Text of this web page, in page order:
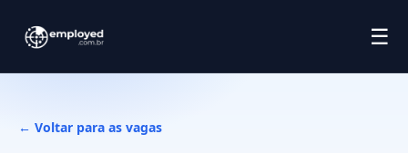
☰
← Voltar para as vagas